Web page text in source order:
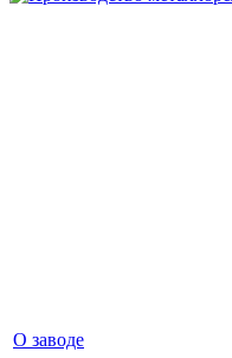
О заводе